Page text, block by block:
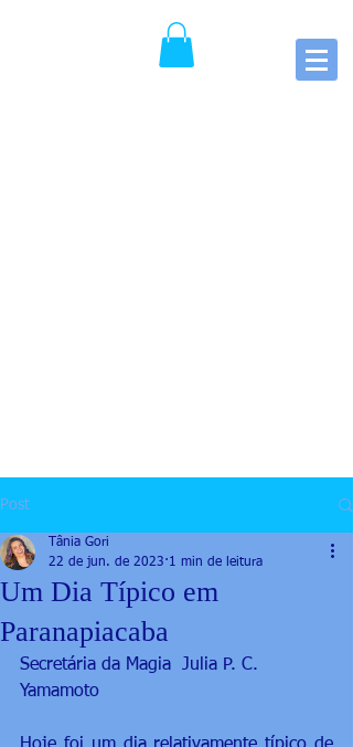
Post
Um Dia Típico em
Paranapiacaba
Tânia Gori
22 de jun. de 2023 1 min de leitura
Secretária da Magia  Julia P. C.
Yamamoto